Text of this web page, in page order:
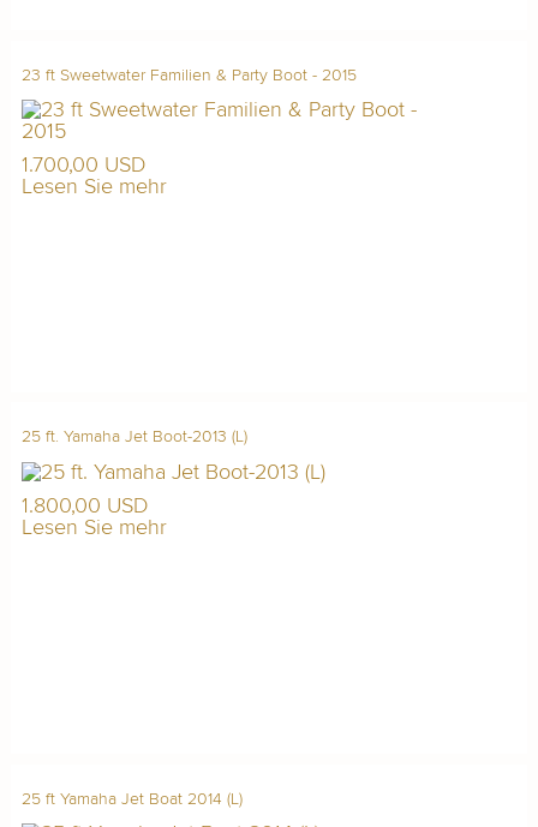
23 ft Sweetwater Familien & Party Boot - 2015
1.700,00 USD
Lesen Sie mehr
25 ft. Yamaha Jet Boot-2013 (L)
1.800,00 USD
Lesen Sie mehr
25 ft Yamaha Jet Boat 2014 (L)